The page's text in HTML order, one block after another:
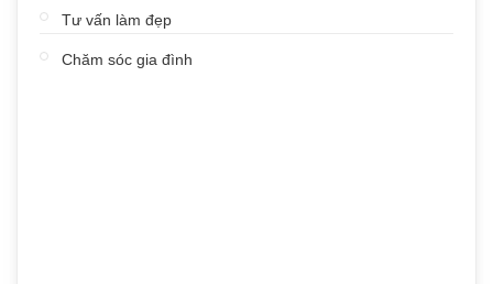
Tư vấn làm đẹp
Chăm sóc gia đình